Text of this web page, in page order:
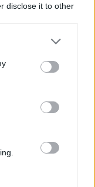
disclose it to other